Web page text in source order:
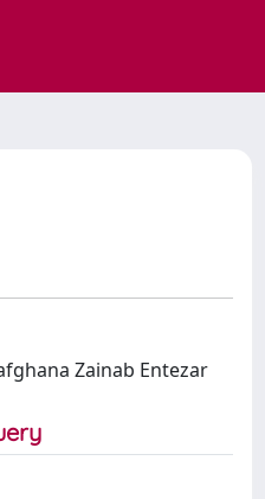
Zainab Entezar